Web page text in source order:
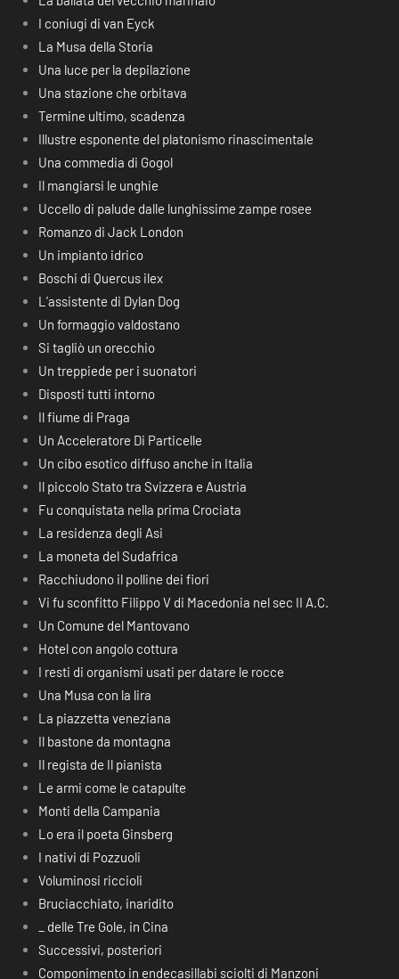
I coniugi di van Eyck
La Musa della Storia
Una luce per la depilazione
Una stazione che orbitava
Termine ultimo, scadenza
Illustre esponente del platonismo rinascimentale
Una commedia di Gogol
Il mangiarsi le unghie
Uccello di palude dalle lunghissime zampe rosee
Romanzo di Jack London
Un impianto idrico
Boschi di Quercus ilex
L’assistente di Dylan Dog
Un formaggio valdostano
Si tagliò un orecchio
Un treppiede per i suonatori
Disposti tutti intorno
Il fiume di Praga
Un Acceleratore Di Particelle
Un cibo esotico diffuso anche in Italia
Il piccolo Stato tra Svizzera e Austria
Fu conquistata nella prima Crociata
La residenza degli Asi
La moneta del Sudafrica
Racchiudono il polline dei fiori
Vi fu sconfitto Filippo V di Macedonia nel sec II A.C.
Un Comune del Mantovano
Hotel con angolo cottura
I resti di organismi usati per datare le rocce
Una Musa con la lira
La piazzetta veneziana
Il bastone da montagna
Il regista de Il pianista
Le armi come le catapulte
Monti della Campania
Lo era il poeta Ginsberg
I nativi di Pozzuoli
Voluminosi riccioli
Bruciacchiato, inaridito
_ delle Tre Gole, in Cina
Successivi, posteriori
Componimento in endecasillabi sciolti di Manzoni